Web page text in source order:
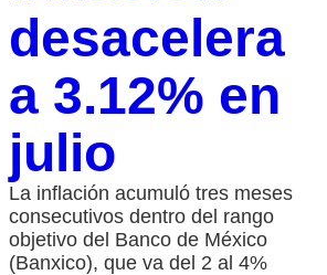
desacelera
a 3.12% en
julio
La inflación acumuló tres meses
consecutivos dentro del rango
objetivo del Banco de México
(Banxico), que va del 2 al 4%